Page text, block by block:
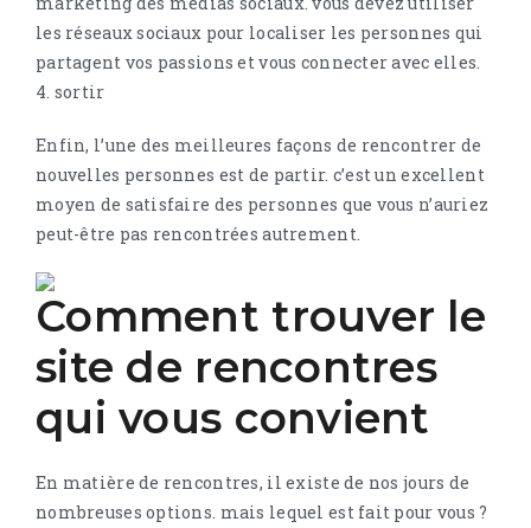
les réseaux sociaux pour localiser les personnes qui
partagent vos passions et vous connecter avec elles.
4. sortir
Enfin, l’une des meilleures façons de rencontrer de
nouvelles personnes est de partir. c’est un excellent
moyen de satisfaire des personnes que vous n’auriez
peut-être pas rencontrées autrement.
Comment trouver le
site de rencontres
qui vous convient
En matière de rencontres, il existe de nos jours de
nombreuses options. mais lequel est fait pour vous ?